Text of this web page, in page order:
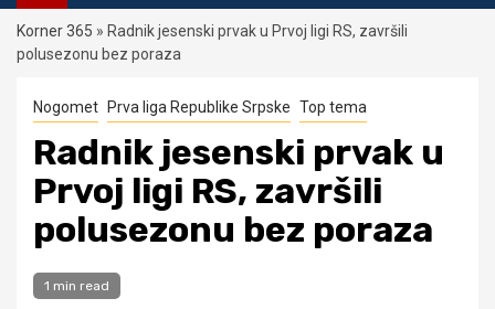
Menu
Korner 365 » Radnik jesenski prvak u Prvoj ligi RS, završili
polusezonu bez poraza
Nogomet Prva liga Republike Srpske Top tema
Radnik jesenski prvak u
Prvoj ligi RS, završili
polusezonu bez poraza
1 min read